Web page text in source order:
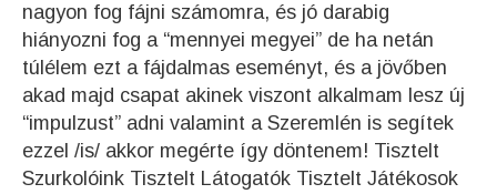
nagyon fog fájni számomra, és jó darabig
hiányozni fog a “mennyei megyei” de ha netán
túlélem ezt a fájdalmas eseményt, és a jövőben
akad majd csapat akinek viszont alkalmam lesz új
“impulzust” adni valamint a Szeremlén is segítek
ezzel /is/ akkor megérte így döntenem! Tisztelt
Szurkolóink Tisztelt Látogatók Tisztelt Játékosok